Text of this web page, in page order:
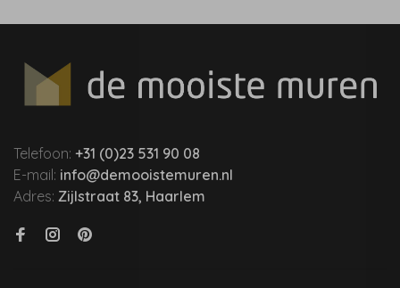
Telefoon: +31 (0)23 531 90 08
E-mail: info@demooistemuren.nl
Adres: Zijlstraat 83, Haarlem